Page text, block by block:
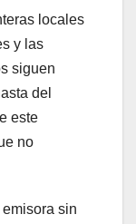
locales
y las
siguen
del
este
no
sin